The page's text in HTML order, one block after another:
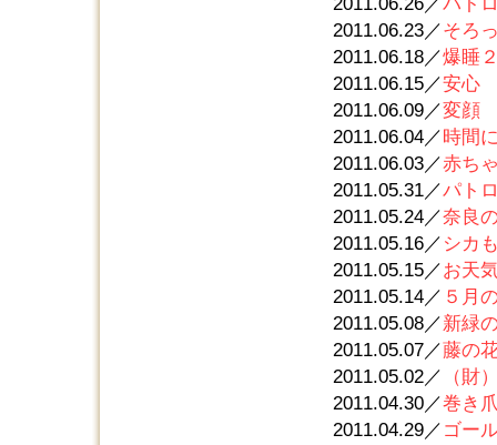
2011.06.23／そろ
2011.06.18／爆睡
2011.06.15／安心
2011.06.09／変顔
2011.06.04／時間
2011.06.03／赤ち
2011.05.31／パト
2011.05.24／奈良
2011.05.16／ シカ
2011.05.15／お天
2011.05.14／ ５月
2011.05.08／新緑
2011.05.07／藤の
2011.05.02／
（財
2011.04.30／巻き
2011.04.29／ ゴー